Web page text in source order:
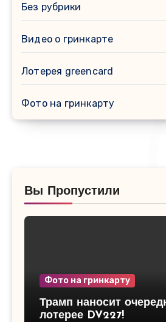
Без рубрики
Видео о гринкарте
Лотерея greencard
Фото на гринкарту
Вы Пропустили
Фото на гринкарту
Трамп наносит
лотерее DV227!